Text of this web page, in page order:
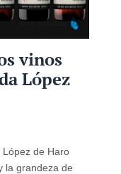
vinos
López
López de Haro
la grandeza de